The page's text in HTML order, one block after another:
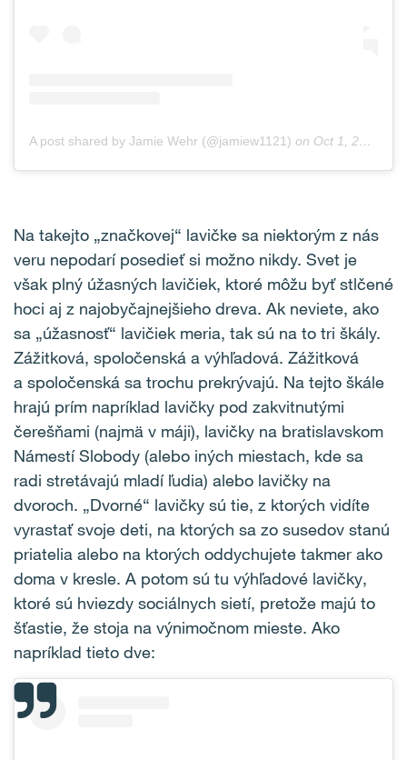
A post shared by Jamie Wehr (@jamiew1121) on Oct 1, 2018 at 9:13pm PDT
Na takejto „značkovej“ lavičke sa niektorým z nás
veru nepodarí posedieť si možno nikdy. Svet je
však plný úžasných lavičiek, ktoré môžu byť stlčené
hoci aj z najobyčajnejšieho dreva. Ak neviete, ako
sa „úžasnosť“ lavičiek meria, tak sú na to tri škály.
Zážitková, spoločenská a výhľadová. Zážitková
a spoločenská sa trochu prekrývajú. Na tejto škále
hrajú prím napríklad lavičky pod zakvitnutými
čerešňami (najmä v máji), lavičky na bratislavskom
Námestí Slobody (alebo iných miestach, kde sa
radi stretávajú mladí ľudia) alebo lavičky na
dvoroch. „Dvorné“ lavičky sú tie, z ktorých vidíte
vyrastať svoje deti, na ktorých sa zo susedov stanú
priatelia alebo na ktorých oddychujete takmer ako
doma v kresle. A potom sú tu výhľadové lavičky,
ktoré sú hviezdy sociálnych sietí, pretože majú to
šťastie, že stoja na výnimočnom mieste. Ako
napríklad tieto dve: